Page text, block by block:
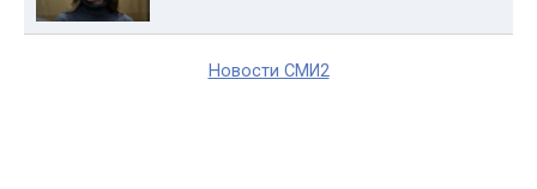
Новости СМИ2